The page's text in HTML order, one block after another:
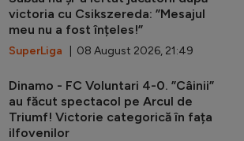
victoria cu Csikszereda: ”Mesajul
meu nu a fost înțeles!”
SuperLiga | 08 August 2026, 21:49
Dinamo - FC Voluntari 4-0. ”Câinii”
au făcut spectacol pe Arcul de
Triumf! Victorie categorică în fața
ilfovenilor